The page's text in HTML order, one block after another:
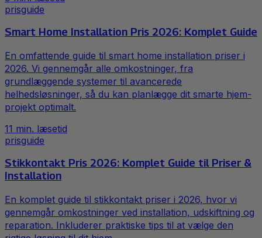
prisguide
Smart Home Installation Pris 2026: Komplet Guide
En omfattende guide til smart home installation priser i
2026. Vi gennemgår alle omkostninger, fra
grundlæggende systemer til avancerede
helhedsløsninger, så du kan planlægge dit smarte hjem-
projekt optimalt.
11 min. læsetid
prisguide
Stikkontakt Pris 2026: Komplet Guide til Priser &
Installation
En komplet guide til stikkontakt priser i 2026, hvor vi
gennemgår omkostninger ved installation, udskiftning og
reparation. Inkluderer praktiske tips til at vælge den